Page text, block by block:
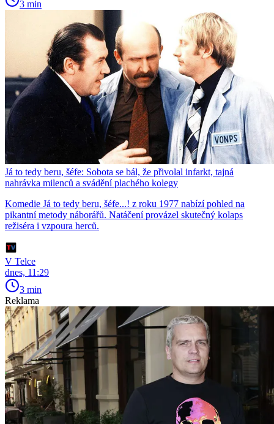
3 min
Já to tedy beru, šéfe: Sobota se bál, že přivolal infarkt, tajná
nahrávka milenců a svádění plachého kolegy
Komedie Já to tedy beru, šéfe...! z roku 1977 nabízí pohled na
pikantní metody náborářů. Natáčení provázel skutečný kolaps
režiséra i vzpoura herců.
V Telce
dnes, 11:29
3 min
Reklama